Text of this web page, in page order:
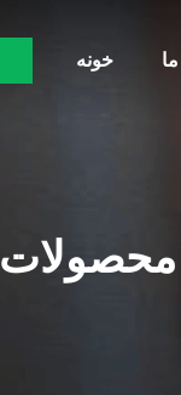
خونه
محصولات